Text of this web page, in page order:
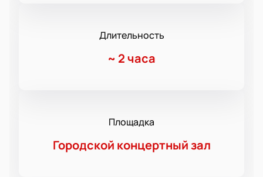
Длительность
~ 2 часа
Площадка
Городской концертный зал